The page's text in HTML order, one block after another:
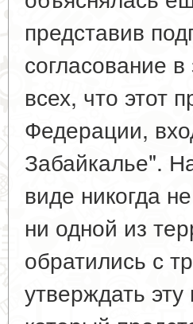
представив
согласование
всех, что этот
Федерации,
Забайкалье".
виде никогда
ни одной из
обратились с
утверждать